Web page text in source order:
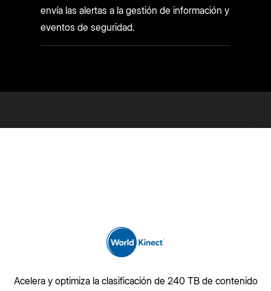
envía las alertas a la gestión de información y
eventos de seguridad.
Acelera y optimiza la clasificación de 240 TB de contenido